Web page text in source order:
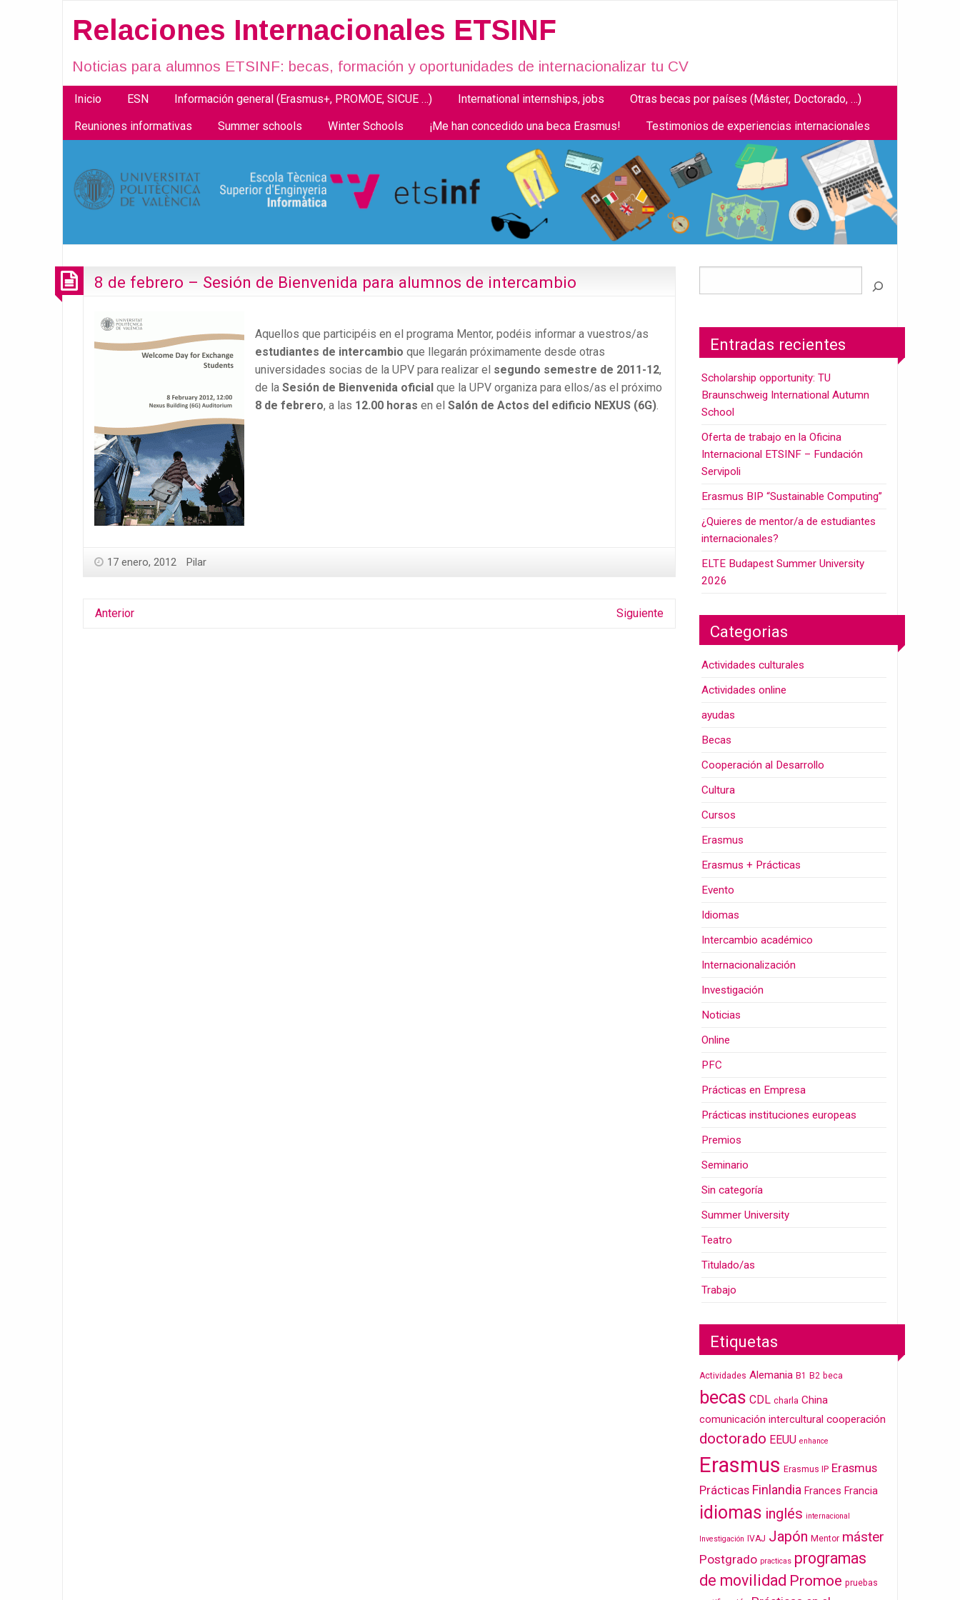
Relaciones Internacionales ETSINF
Noticias para alumnos ETSINF: becas, formación y oportunidades de internacionalizar tu CV
Inicio ESN Información general (Erasmus+, PROMOE, SICUE …) International internships, jobs Otras becas por países (Máster, Doctorado, …)
Reuniones informativas Summer schools Winter Schools ¡Me han concedido una beca Erasmus! Testimonios de experiencias internacionales
8 de febrero – Sesión de Bienvenida para alumnos de intercambio
Aquellos que participéis en el programa Mentor, podéis informar a vuestros/as
estudiantes de intercambio que llegarán próximamente desde otras
universidades socias de la UPV para realizar el segundo semestre de 2011-12,
de la Sesión de Bienvenida oficial que la UPV organiza para ellos/as el próximo
8 de febrero, a las 12.00 horas en el Salón de Actos del edificio NEXUS (6G)
17 enero, 2012 Pilar
Anterior Siguiente
Entradas recientes
Scholarship opportunity: TU
Braunschweig International Autumn
School
Oferta de trabajo en la Oficina
Internacional ETSINF – Fundación
Servipoli
Erasmus BIP “Sustainable Computing”
¿Quieres de mentor/a de estudiantes
internacionales?
ELTE Budapest Summer University
2026
Categorias
Actividades culturales
Actividades online
ayudas
Becas
Cooperación al Desarrollo
Cultura
Cursos
Erasmus
Erasmus + Prácticas
Evento
Idiomas
Intercambio académico
Internacionalización
Investigación
Noticias
Online
PFC
Prácticas en Empresa
Prácticas instituciones europeas
Premios
Seminario
Sin categoría
Summer University
Teatro
Titulado/as
Trabajo
Etiquetas
Actividades Alemania B1 B2 beca
becas CDL charla China
comunicación intercultural cooperación
doctorado EEUU enhance
Erasmus Erasmus IP Erasmus
Prácticas Finlandia Frances Francia
idiomas inglés internacional
Investigación IVAJ Japón Mentor máster
Postgrado practicas programas
de movilidad Promoe pruebas